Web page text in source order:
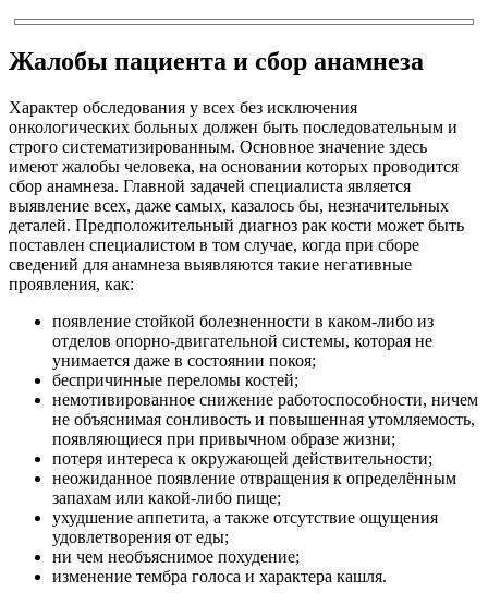
Жалобы пациента и сбор анамнеза
Характер обследования у всех без исключения
онкологических больных должен быть последовательным и
строго систематизированным. Основное значение здесь
имеют жалобы человека, на основании которых проводится
сбор анамнеза. Главной задачей специалиста является
выявление всех, даже самых, казалось бы, незначительных
деталей. Предположительный диагноз рак кости может быть
поставлен специалистом в том случае, когда при сборе
сведений для анамнеза выявляются такие негативные
проявления, как:
появление стойкой болезненности в каком-либо из
отделов опорно-двигательной системы, которая не
унимается даже в состоянии покоя;
беспричинные переломы костей;
немотивированное снижение работоспособности, ничем
не объяснимая сонливость и повышенная утомляемость,
появляющиеся при привычном образе жизни;
потеря интереса к окружающей действительности;
неожиданное появление отвращения к определённым
запахам или какой-либо пище;
ухудшение аппетита, а также отсутствие ощущения
удовлетворения от еды;
ни чем необъяснимое похудение;
изменение тембра голоса и характера кашля.